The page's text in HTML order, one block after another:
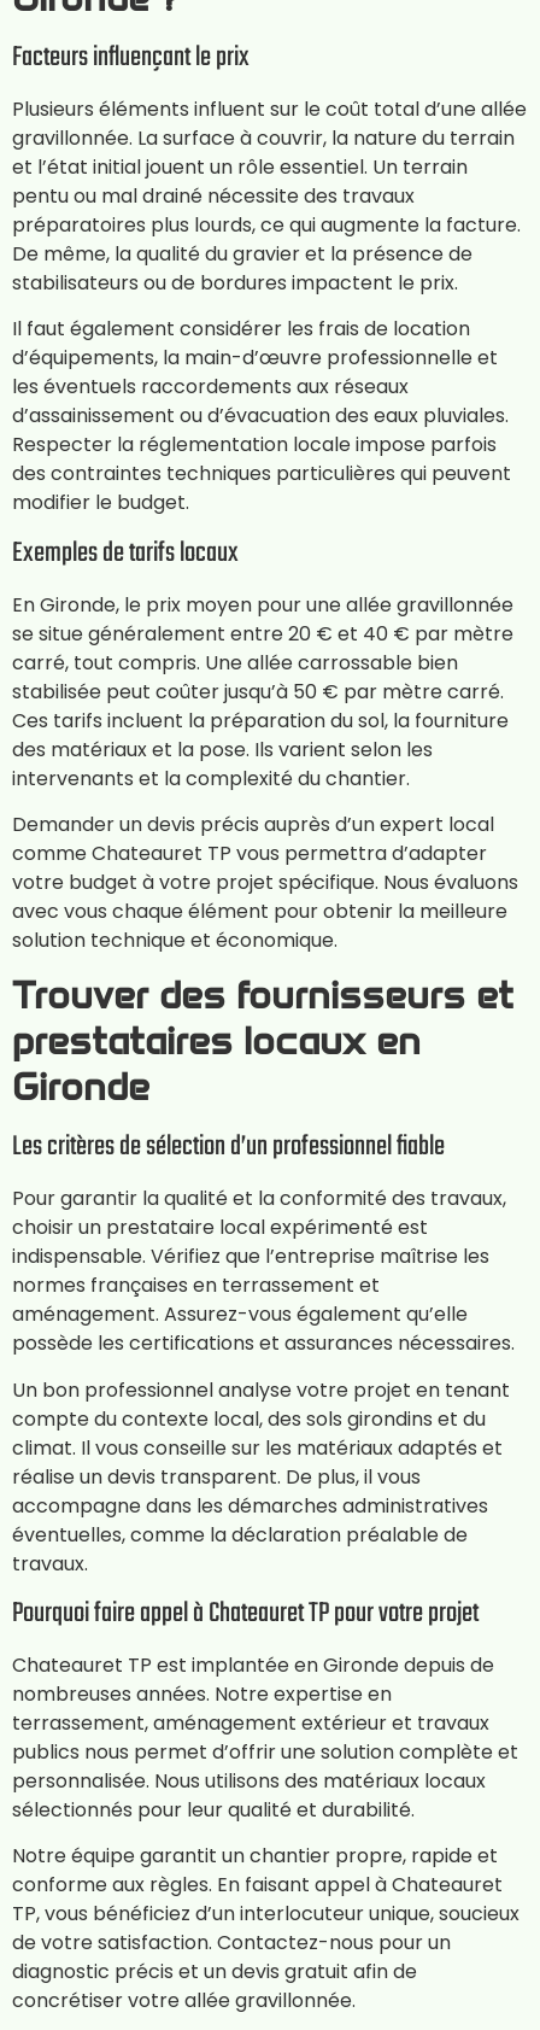
Facteurs influençant le prix
Plusieurs éléments influent sur le coût total d’une allée
gravillonnée. La surface à couvrir, la nature du terrain
et l’état initial jouent un rôle essentiel. Un terrain
pentu ou mal drainé nécessite des travaux
préparatoires plus lourds, ce qui augmente la facture.
De même, la qualité du gravier et la présence de
stabilisateurs ou de bordures impactent le prix.
Il faut également considérer les frais de location
d’équipements, la main-d’œuvre professionnelle et
les éventuels raccordements aux réseaux
d’assainissement ou d’évacuation des eaux pluviales.
Respecter la réglementation locale impose parfois
des contraintes techniques particulières qui peuvent
modifier le budget.
Exemples de tarifs locaux
En Gironde, le prix moyen pour une allée gravillonnée
se situe généralement entre 20 € et 40 € par mètre
carré, tout compris. Une allée carrossable bien
stabilisée peut coûter jusqu’à 50 € par mètre carré.
Ces tarifs incluent la préparation du sol, la fourniture
des matériaux et la pose. Ils varient selon les
intervenants et la complexité du chantier.
Demander un devis précis auprès d’un expert local
comme Chateauret TP vous permettra d’adapter
votre budget à votre projet spécifique. Nous évaluons
avec vous chaque élément pour obtenir la meilleure
solution technique et économique.
Trouver des fournisseurs et
prestataires locaux en
Gironde
Les critères de sélection d’un professionnel fiable
Pour garantir la qualité et la conformité des travaux,
choisir un prestataire local expérimenté est
indispensable. Vérifiez que l’entreprise maîtrise les
normes françaises en terrassement et
aménagement. Assurez-vous également qu’elle
possède les certifications et assurances nécessaires.
Un bon professionnel analyse votre projet en tenant
compte du contexte local, des sols girondins et du
climat. Il vous conseille sur les matériaux adaptés et
réalise un devis transparent. De plus, il vous
accompagne dans les démarches administratives
éventuelles, comme la déclaration préalable de
travaux.
Pourquoi faire appel à Chateauret TP pour votre projet
Chateauret TP est implantée en Gironde depuis de
nombreuses années. Notre expertise en
terrassement, aménagement extérieur et travaux
publics nous permet d’offrir une solution complète et
personnalisée. Nous utilisons des matériaux locaux
sélectionnés pour leur qualité et durabilité.
Notre équipe garantit un chantier propre, rapide et
conforme aux règles. En faisant appel à Chateauret
TP, vous bénéficiez d’un interlocuteur unique, soucieux
de votre satisfaction. Contactez-nous pour un
diagnostic précis et un devis gratuit afin de
concrétiser votre allée gravillonnée.